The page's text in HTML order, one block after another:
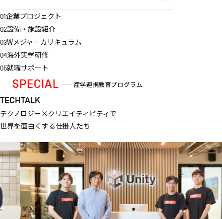
01企業プロジェクト
02設備・施設紹介
03Wメジャーカリキュラム
04海外実学研修
05就職サポート
SPECIAL 産学連携教育プログラム
TECHTALK
テクノロジー×クリエイティビティで
世界を面白くする仕掛人たち